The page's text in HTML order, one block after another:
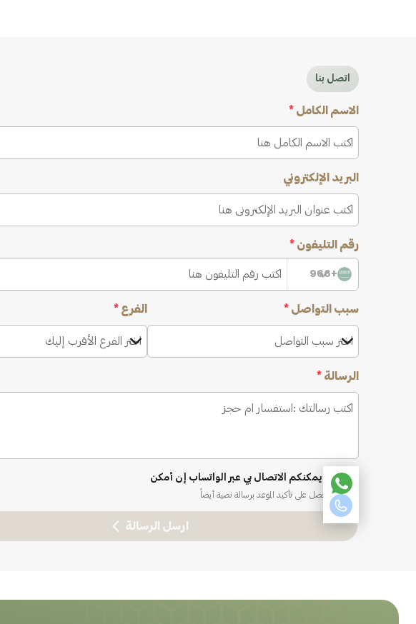
اتصل بنا
الاسم الكامل *
البريد الإلكتروني
رقم التليفون *
+966
سبب التواصل *
اختر سبب التواصل
الفرع *
اختر الفرع الأقرب إليك
الرسالة *
نعم، يمكنكم الاتصال بي عبر الواتساب إن أمكن
ستحصل على تأكيد الموعد برسالة نصية أيضاً
ارسل الرسالة